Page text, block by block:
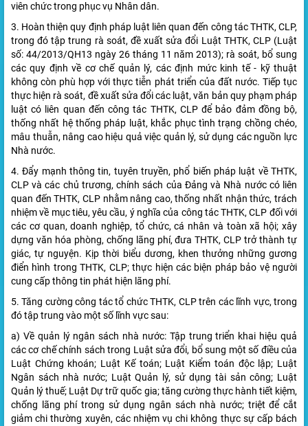
viên chức trong phục vụ Nhân dân.
3. Hoàn thiện quy định pháp luật liên quan đến công tác THTK, CLP,
trong đó tập trung rà soát, đề xuất sửa đổi Luật THTK, CLP (Luật
số: 44/2013/QH13 ngày 26 tháng 11 năm 2013); rà soát, bổ sung
các quy định về cơ chế quản lý, các định mức kinh tế - kỹ thuật
không còn phù hợp với thực tiễn phát triển của đất nước. Tiếp tục
thực hiện rà soát, đề xuất sửa đổi các luật, văn bản quy phạm pháp
luật có liên quan đến công tác THTK, CLP để bảo đảm đồng bộ,
thống nhất hệ thống pháp luật, khắc phục tình trạng chồng chéo,
mâu thuẫn, nâng cao hiệu quả việc quản lý, sử dụng các nguồn lực
Nhà nước.
4. Đẩy mạnh thông tin, tuyên truyền, phổ biến pháp luật về THTK,
CLP và các chủ trương, chính sách của Đảng và Nhà nước có liên
quan đến THTK, CLP nhằm nâng cao, thống nhất nhận thức, trách
nhiệm về mục tiêu, yêu cầu, ý nghĩa của công tác THTK, CLP đối với
các cơ quan, doanh nghiệp, tổ chức, cá nhân và toàn xã hội; xây
dựng văn hóa phòng, chống lãng phí, đưa THTK, CLP trở thành tự
giác, tự nguyện. Kịp thời biểu dương, khen thưởng những gương
điển hình trong THTK, CLP; thực hiện các biện pháp bảo vệ người
cung cấp thông tin phát hiện lãng phí.
5. Tăng cường công tác tổ chức THTK, CLP trên các lĩnh vực, trong
đó tập trung vào một số lĩnh vực sau:
a) Về quản lý ngân sách nhà nước: Tập trung triển khai hiệu quả
các cơ chế chính sách trong Luật sửa đổi, bổ sung một số điều của
Luật Chứng khoán; Luật Kế toán; Luật Kiểm toán độc lập; Luật
Ngân sách nhà nước; Luật Quản lý, sử dụng tài sản công; Luật
Quản lý thuế; Luật Dự trữ quốc gia; tăng cường thực hành tiết kiệm,
chống lãng phí trong sử dụng ngân sách nhà nước; triệt để cắt
giảm chi thường xuyên, các nhiệm vụ chi không thực sự cấp bách